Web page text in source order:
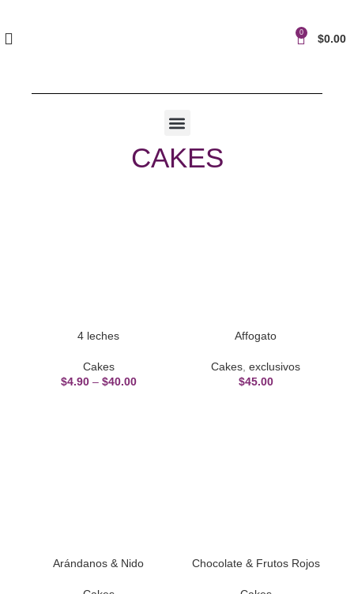
0 $0.00
CAKES
4 leches
Cakes
$4.90– $40.00
Affogato
Cakes exclusivos
$45.00
Arándanos & Nido Chocolate & Frutos Rojos